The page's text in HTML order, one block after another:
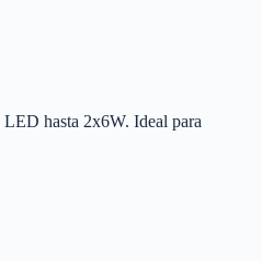
hasta 2x6W. Ideal para